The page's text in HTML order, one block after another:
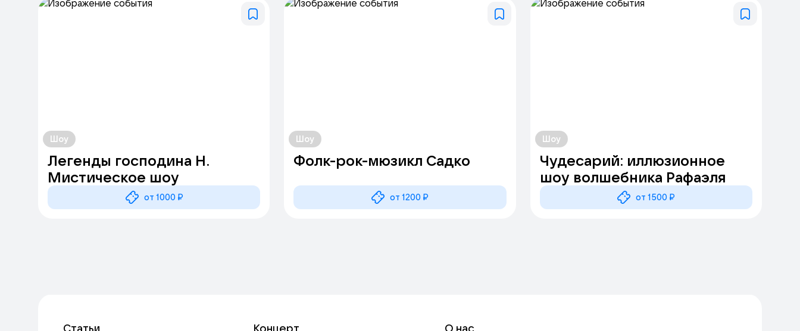
Шоу
Легенды господина Н.
Мистическое шоу
от 1000 ₽
Шоу
Фолк-рок-мюзикл Садко
от 1200 ₽
Шоу
Чудесарий: иллюзионное
шоу волшебника Рафаэля
от 1500 ₽
Статьи Концерт О нас